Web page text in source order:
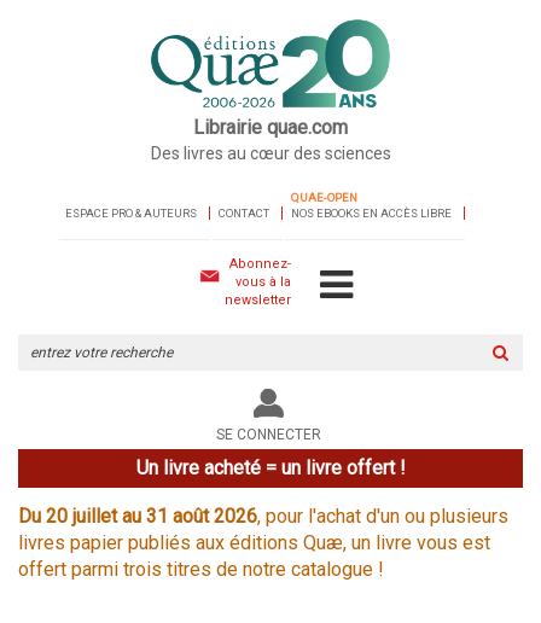
Librairie quae.com
Des livres au cœur des sciences
ESPACE PRO & AUTEURS CONTACT
QUAE-OPEN
NOS EBOOKS EN ACCÈS LIBRE
Abonnez-
vous à la
newsletter
le
site
SE CONNECTER
Un livre acheté = un livre offert !
Du 20 juillet au 31 août 2026, pour l'achat d'un ou plusieurs
livres papier publiés aux éditions Quæ, un livre vous est
offert parmi trois titres de notre catalogue !